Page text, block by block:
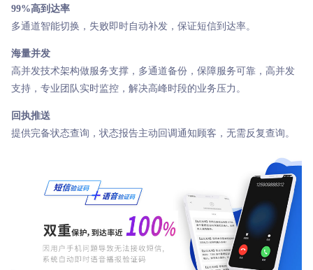
99%高到达率
多通道智能切换，失败即时自动补发，保证短信到达率。
海量并发
高并发技术架构做服务支撑，多通道备份，保障服务可靠，高并发
支持，专业团队实时监控，解决高峰时段的业务压力。
回执推送
提供完备状态查询，状态报告主动回调通知顾客，无需反复查询。